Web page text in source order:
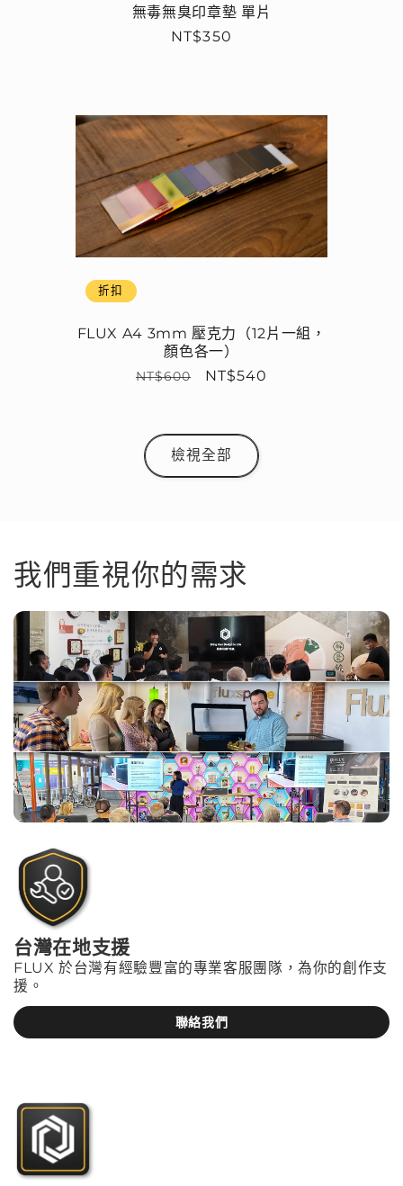
無毒無臭印章墊 單片
定
NT$350
折扣
FLUX A4 3mm 壓克力（12片一組，
顏色各一）
定
NT$600
售
NT$540
檢視全部
我們重視你的需求
台灣在地支援
FLUX 於台灣有經驗豐富的專業客服團隊，為你的創作支
援。
聯絡我們